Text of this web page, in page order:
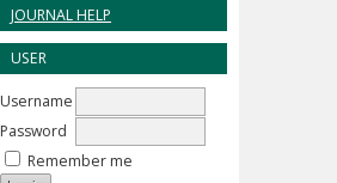
JOURNAL HELP
USER
Username
Password
Remember me